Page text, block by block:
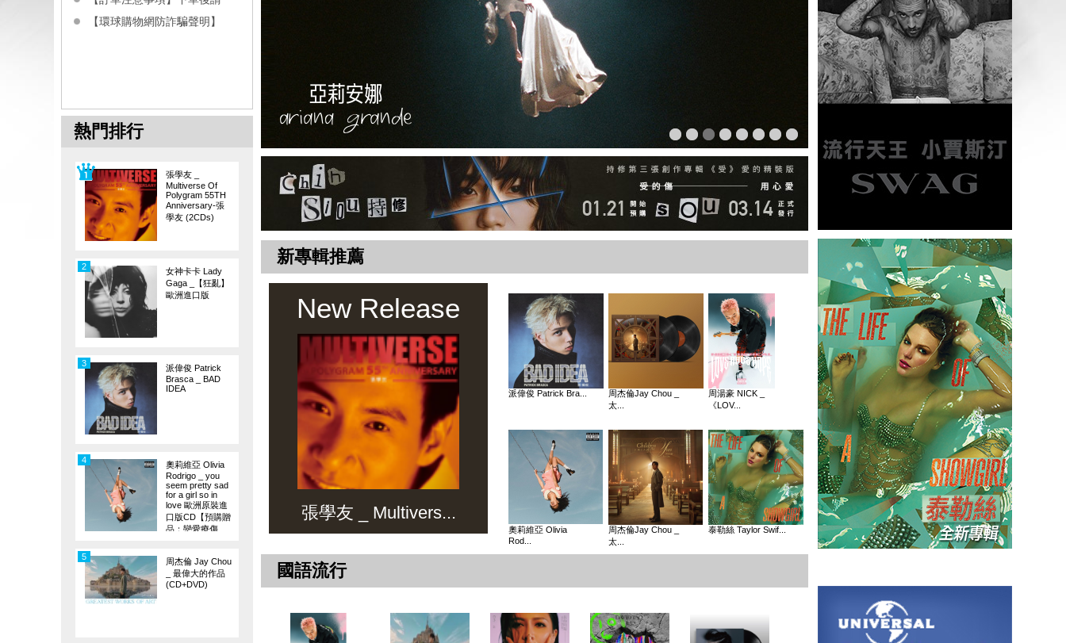
【環球購物網防詐騙聲明】
熱門排行
張學友 _
Multiverse Of
Polygram 55TH
Anniversary-張
學友 (2CDs)
女神卡卡 Lady
Gaga _【狂亂】
歐洲進口版
2
派偉俊 Patrick
Brasca _ BAD
IDEA
3
奧莉維亞 Olivia
Rodrigo _ you
seem pretty sad
for a girl so in
love 歐洲原裝進
口版CD【預購贈
品：戀愛療傷
4
周杰倫 Jay Chou
_ 最偉大的作品
(CD+DVD)
5
新專輯推薦
New Release
張學友 _ Multivers...
派偉俊 Patrick Bra...
周杰倫Jay Chou _
太...
周湯豪 NICK _
《LOV...
奧莉維亞 Olivia
Rod...
周杰倫Jay Chou _
太...
泰勒絲 Taylor Swif...
國語流行